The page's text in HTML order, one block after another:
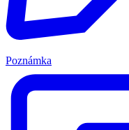
Poznámka